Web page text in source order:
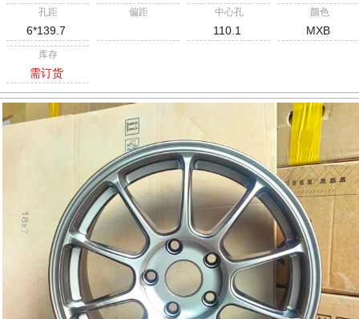
孔距
6*139.7
偏距 中心孔
110.1
颜色
MXB
库存
需订货